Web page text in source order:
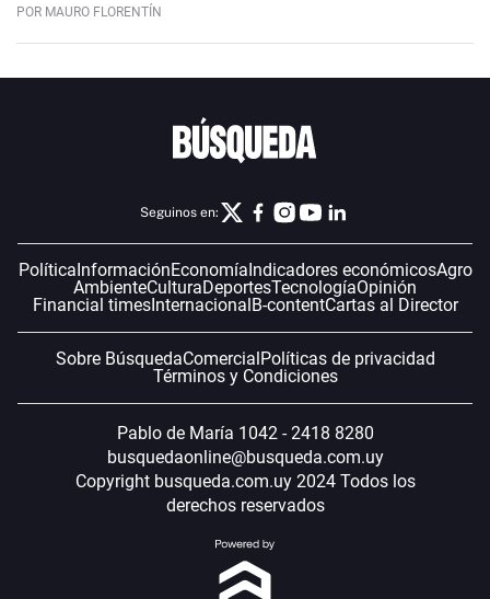
POR MAURO FLORENTÍN
Seguinos en:
PolíticaInformaciónEconomíaIndicadores económicosAgro
AmbienteCulturaDeportesTecnologíaOpinión
Financial timesInternacionalB-contentCartas al Director
Sobre BúsquedaComercialPolíticas de privacidad
Términos y Condiciones
Pablo de María 1042 - 2418 8280
busquedaonline@busqueda.com.uy
Copyright busqueda.com.uy 2024 Todos los
derechos reservados